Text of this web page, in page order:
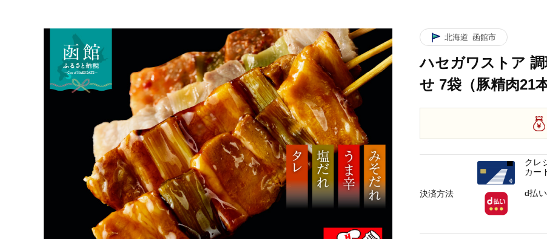
北海道 函館市
ハセガワストア
せ 7袋（豚精肉21
決済方法
クレ
カー
d払い